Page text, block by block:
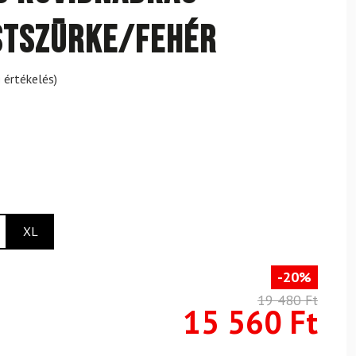
fehér
értékelés)
XL
-20%
19 480 Ft
15 560 Ft